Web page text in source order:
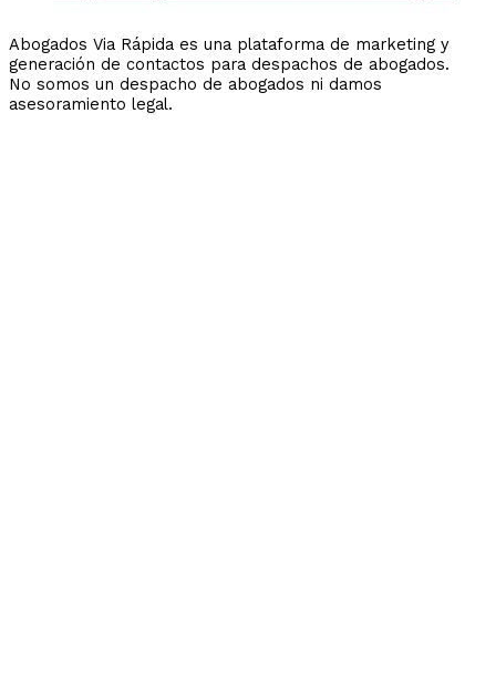
Abogados Via Rápida es una plataforma de marketing y
generación de contactos para despachos de abogados.
No somos un despacho de abogados ni damos
asesoramiento legal.